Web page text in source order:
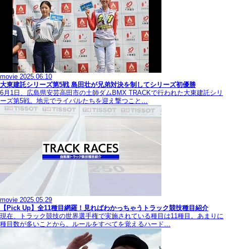
movie 2025.06.10
大東建託シリーズ第5戦 島田壮が兄弟対決を制してシリーズ初優勝
6月1日、広島県安芸高田市の土師ダムBMX TRACKで行われた大東建託シリ
ーズ第5戦。地元でライバルたちを迎え撃つこと…
movie 2025.05.29
【Pick Up】全11種目網羅！見ればわかっちゃうトラック競技種目紹介
現在、トラック競技の世界選手権で実施されている種目は11種目。あまりに
種目数が多いことから、ルールをすべてを覚えるハード…